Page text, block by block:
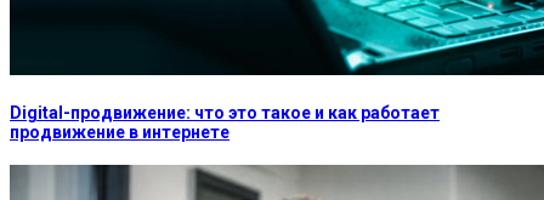
Digital-продвижение: что это такое и как работает
продвижение в интернете